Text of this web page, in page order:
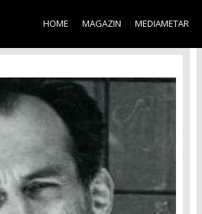
main
content
HOME MAGAZIN MEDIAMETAR